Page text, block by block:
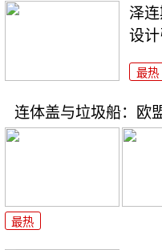
泽
设
最热
连体盖与垃圾船：欧
最热